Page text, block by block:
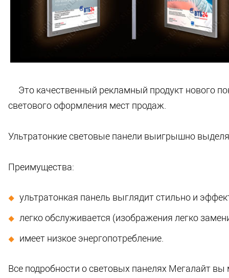
Это качественный рекламный продукт нового
светового оформления мест продаж.
Ультратонкие световые панели выигрышно
Преимущества:
ультратонкая панель выглядит стильно и
легко обслуживается (изображения легко
имеет низкое энергопотребление.
Все подробности о световых панелях Мегалайт